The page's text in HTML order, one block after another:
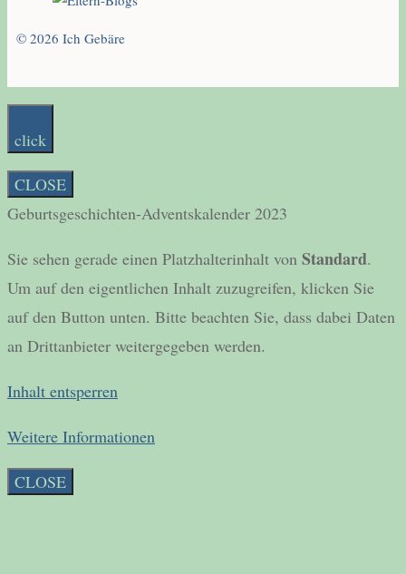
© 2026 Ich Gebäre
click
CLOSE
Geburtsgeschichten-Adventskalender 2023
Sie sehen gerade einen Platzhalterinhalt von Standard.
Um auf den eigentlichen Inhalt zuzugreifen, klicken Sie
auf den Button unten. Bitte beachten Sie, dass dabei Daten
an Drittanbieter weitergegeben werden.
Inhalt entsperren
Weitere Informationen
CLOSE